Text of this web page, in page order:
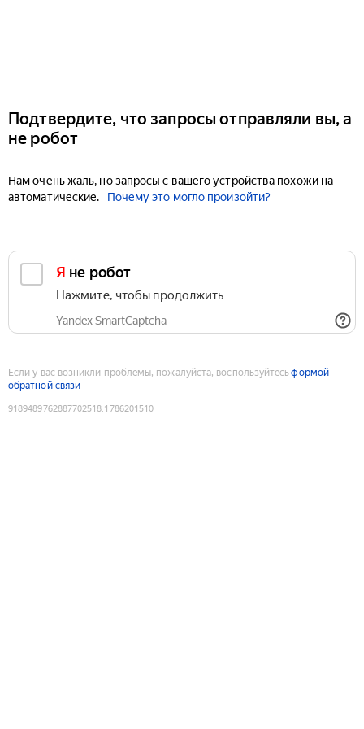
Подтвердите, что запросы отправляли вы, а
не робот
Нам очень жаль, но запросы с вашего устройства похожи на
автоматические.
Почему это могло произойти?
Я не робот
Нажмите, чтобы продолжить
Yandex SmartCaptcha
Если у вас возникли проблемы, пожалуйста, воспользуйтесьформой
обратной связи
9189489762887702518:1786201510